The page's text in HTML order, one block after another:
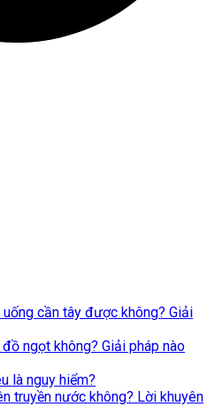
cần tây được không? Giải
ngọt không? Giải pháp nào
là nguy hiểm?
truyền nước không? Lời khuyên